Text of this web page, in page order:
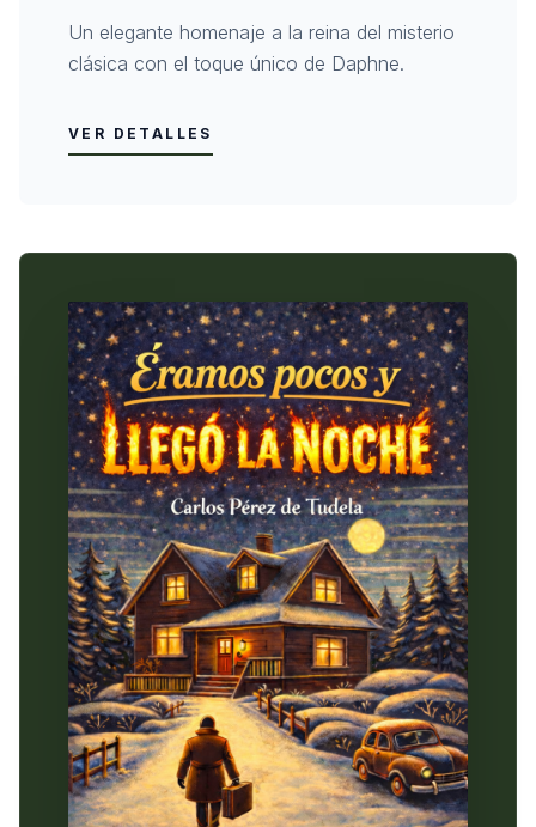
Un elegante homenaje a la reina del misterio
clásica con el toque único de Daphne.
VER DETALLES